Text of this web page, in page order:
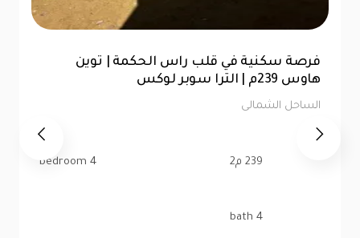
شاليه 76متر للبيع | الحق فرصتك في لا سيستا
الساحل الشمالى